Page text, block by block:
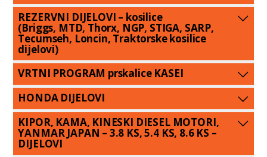
REZERVNI DIJELOVI – kosilice
(Briggs, MTD, Thorx, NGP, STIGA, SARP,
Tecumseh, Loncin, Traktorske kosilice
dijelovi)
VRTNI PROGRAM prskalice KASEI
HONDA DIJELOVI
KIPOR, KAMA, KINESKI DIESEL MOTORI,
YANMAR JAPAN – 3.8 KS, 5.4 KS, 8.6 KS –
DIJELOVI